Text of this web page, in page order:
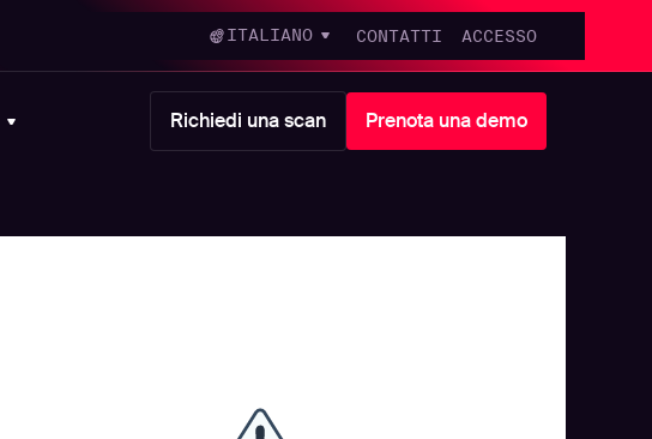
ITALIANO CONTATTI ACCESSO
Richiedi una scan Prenota una demo